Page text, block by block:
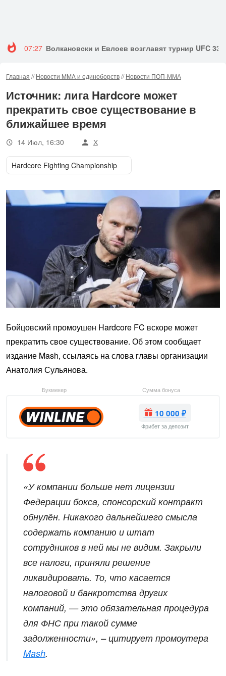
07:27 Волкановски и Евлоев возглавят турнир UFC 333
Главная //Новости MMA и единоборств//Новости ПОП-ММА
Источник: лига Hardcore может
прекратить свое существование в
ближайшее время
14 Июл, 16:30 Х
Hardcore Fighting Championship
Бойцовский промоушен Hardcore FC вскоре может
прекратить свое существование. Об этом сообщает
издание Mash, ссылаясь на слова главы организации
Анатолия Сульянова.
Букмекер Сумма бонуса
10 000 ₽
Фрибет за депозит
«У компании больше нет лицензии
Федерации бокса, спонсорский контракт
обнулён. Никакого дальнейшего смысла
содержать компанию и штат
сотрудников в ней мы не видим. Закрыли
все налоги, приняли решение
ликвидировать. То, что касается
налоговой и банкротства других
компаний, — это обязательная процедура
для ФНС при такой сумме
задолженности», – цитирует промоутера
Mash.